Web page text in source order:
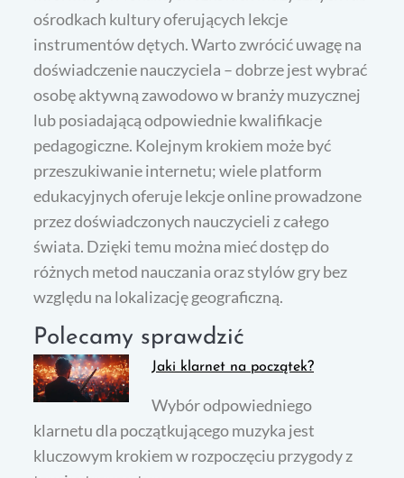
ośrodkach kultury oferujących lekcje
instrumentów dętych. Warto zwrócić uwagę na
doświadczenie nauczyciela – dobrze jest wybrać
osobę aktywną zawodowo w branży muzycznej
lub posiadającą odpowiednie kwalifikacje
pedagogiczne. Kolejnym krokiem może być
przeszukiwanie internetu; wiele platform
edukacyjnych oferuje lekcje online prowadzone
przez doświadczonych nauczycieli z całego
świata. Dzięki temu można mieć dostęp do
różnych metod nauczania oraz stylów gry bez
względu na lokalizację geograficzną.
Polecamy sprawdzić
Jaki klarnet na początek?
Wybór odpowiedniego
klarnetu dla początkującego muzyka jest
kluczowym krokiem w rozpoczęciu przygody z